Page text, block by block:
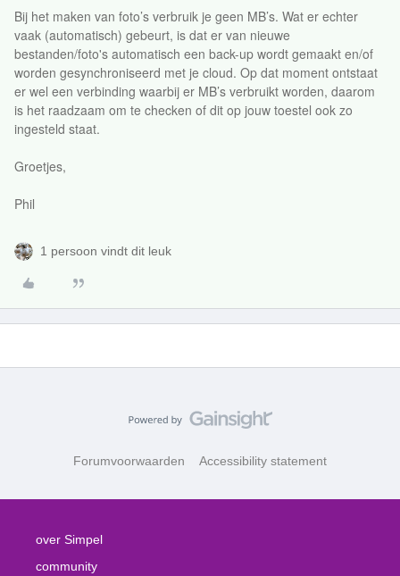
Bij het maken van foto’s verbruik je geen MB’s. Wat er echter
vaak (automatisch) gebeurt, is dat er van nieuwe
bestanden/foto's automatisch een back-up wordt gemaakt en/of
worden gesynchroniseerd met je cloud. Op dat moment ontstaat
er wel een verbinding waarbij er MB’s verbruikt worden, daarom
is het raadzaam om te checken of dit op jouw toestel ook zo
ingesteld staat.
Groetjes,
Phil
1 persoon vindt dit leuk
Forumvoorwaarden Accessibility statement
over Simpel
community